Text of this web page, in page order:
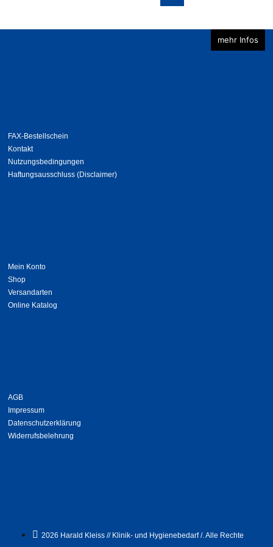
2026 Harald Kleiss // Klinik- und Hygienebedarf /. Alle Rechte
AGB
Impressum
Datenschutzerklärung
Widerrufsbelehrung
Mein Konto
Shop
Versandarten
Online Katalog
FAX-Bestellschein
Kontakt
Nutzungsbedingungen
Haftungsausschluss (Disclaimer)
mehr Infos